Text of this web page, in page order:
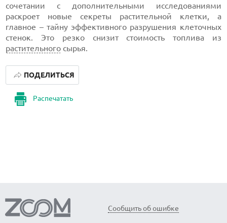
сочетании с дополнительными исследованиями
раскроет новые секреты растительной клетки, а
главное – тайну эффективного разрушения клеточных
стенок. Это резко снизит стоимость топлива из
растительного сырья.
Распечатать
ПОДЕЛИТЬСЯ
Сообщить об ошибке